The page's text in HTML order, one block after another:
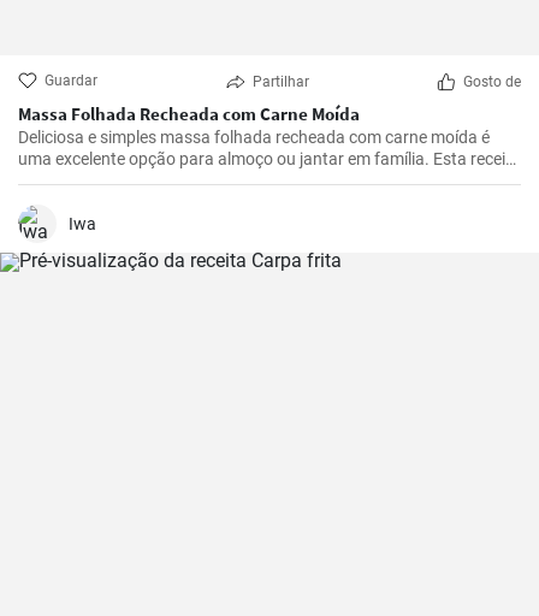
Guardar Partilhar Gosto de
Massa Folhada Recheada com Carne Moída
Deliciosa e simples massa folhada recheada com carne moída é
uma excelente opção para almoço ou jantar em família. Esta receita
é simples e rápida de preparar.
Iwa